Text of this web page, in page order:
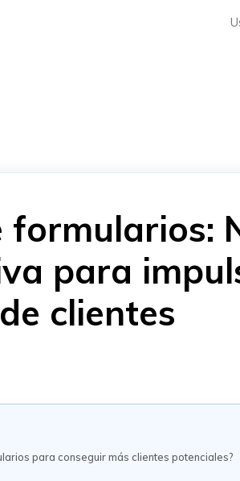
para
clientes
para conseguir más clientes potenciales?